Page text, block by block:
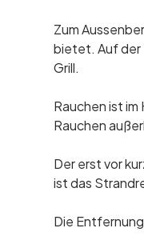
Zum
bietet. Auf der
Grill.
Rauchen ist
Rauchen
Der erst vor
ist das
Die